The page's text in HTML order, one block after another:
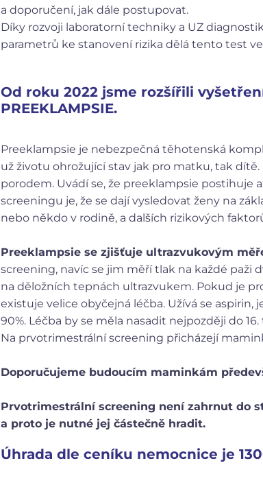
a doporučení, jak dále postupovat.
Díky rozvoji laboratorní techniky a UZ
parametrů ke stanovení rizika dělá tento test
Od roku 2022 jsme rozšířili
PREEKLAMPSIE.
Preeklampsie je nebezpečná těhotenská
už životu ohrožující stav jak pro matku, tak
porodem. Uvádí se, že preeklampsie postihuje
screeningu je, že se dají vysledovat ženy na
nebo někdo v rodině, a dalších rizikových
Preeklampsie se zjišťuje ultrazvukovým
screening, navíc se jim měří tlak na každé paži
na děložních tepnách ultrazvukem. Pokud je
existuje velice obyčejná léčba. Užívá se aspirin,
90%. Léčba by se měla nasadit nejpozději do
Na prvotrimestrální screening přicházejí
Doporučujeme budoucím maminkám
Prvotrimestrální screening není zahrnut do
a proto je nutné jej částečně hradit.
Úhrada dle ceníku nemocnice je